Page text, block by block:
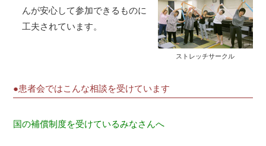
ストレッチサークル
んが安心して参加できるものに
工夫されています。
●患者会ではこんな相談を受けています
国の補償制度を受けているみなさんへ